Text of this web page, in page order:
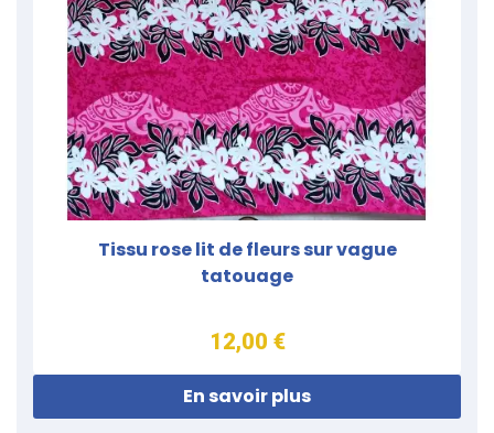
Tissu rose lit de fleurs sur vague
tatouage
12,00 €
En savoir plus